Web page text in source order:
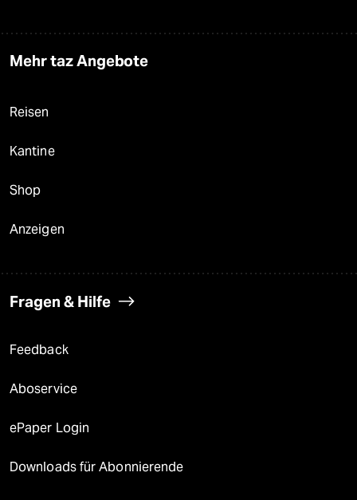
Mehr taz Angebote
Reisen
Kantine
Shop
Anzeigen
Fragen & Hilfe
Feedback
Aboservice
ePaper Login
Downloads für Abonnierende